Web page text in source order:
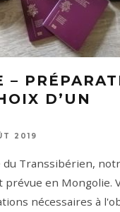
–
D’UN
2019
du Transsibérien,
prévue en Mongolie.
nécessaires à